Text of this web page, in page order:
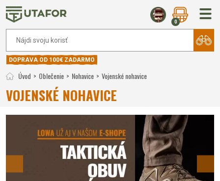
0
DOPRAVA OD 100€ ZADARMO
Úvod Oblečenie Nohavice Vojenské nohavice
VOJENSKÉ NOHAVICE